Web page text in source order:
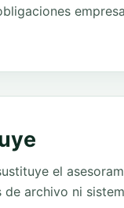
el
archivo ni